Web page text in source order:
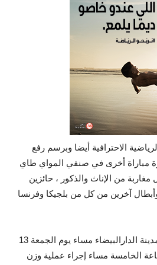
الاحترافية أيضا وبرسم رفع
مباراة أخرى في صنفي المواي طاي
من الإناث والذكور ، حائزين
آخرين من كل من بلجيكا وفرنسا
هذا وستشهد إحدى فنادق مدينة الدارالبيضاء مساء يوم الجمعة 13
من الساعة الخامسة مساء إجراء عملية وزن